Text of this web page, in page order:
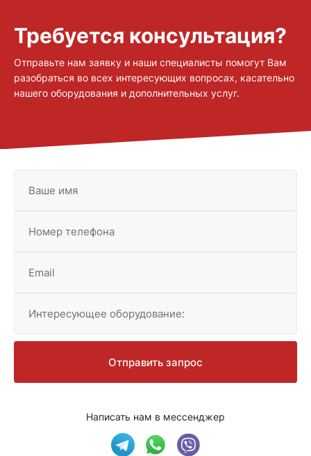
Требуется консультация?
Отправьте нам заявку и наши специалисты помогут Вам
разобраться во всех интересующих вопросах, касательно
нашего оборудования и дополнительных услуг.
Ваше имя
Номер телефона
Email
Интересующее оборудование:
Написать нам в мессенджер
Отправить запрос